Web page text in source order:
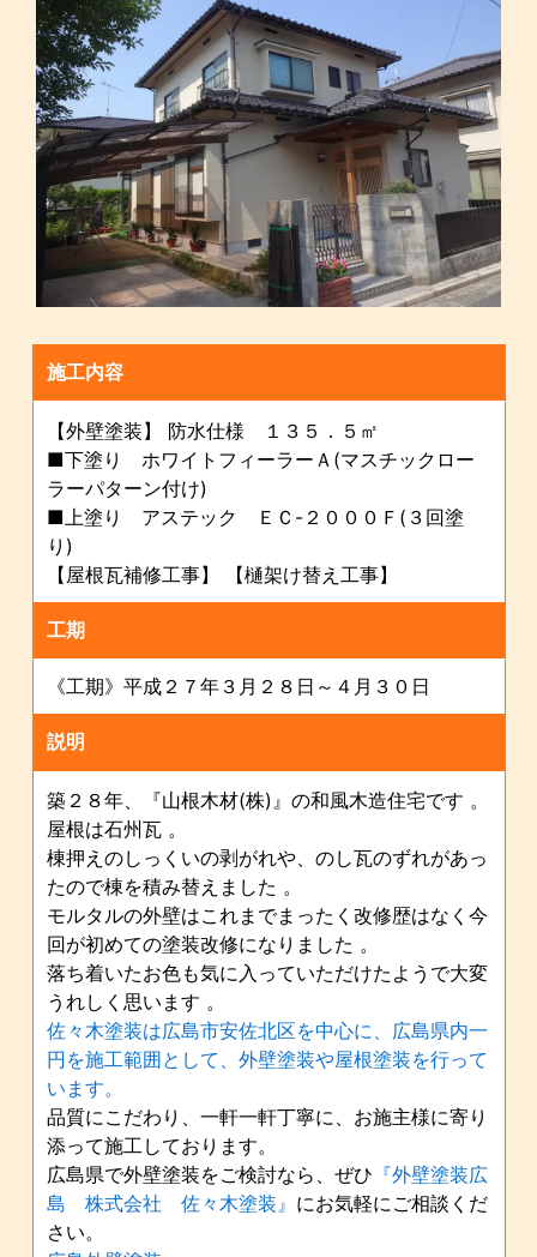
施工内容
【外壁塗装】 防水仕様 １３５．５㎡
■下塗り ホワイトフィーラーＡ(マスチックロー
ラーパターン付け)
■上塗り アステック ＥＣ-２０００Ｆ(３回塗
り)
【屋根瓦補修工事】 【樋架け替え工事】
工期
《工期》平成２７年３月２８日～４月３０日
説明
築２８年、『山根木材(株)』の和風木造住宅です 。
屋根は石州瓦 。
棟押えのしっくいの剥がれや、のし瓦のずれがあっ
たので棟を積み替えました 。
モルタルの外壁はこれまでまったく改修歴はなく今
回が初めての塗装改修になりました 。
落ち着いたお色も気に入っていただけたようで大変
うれしく思います 。
佐々木塗装は広島市安佐北区を中心に、広島県内一
円を施工範囲として、外壁塗装や屋根塗装を行って
います。
品質にこだわり、一軒一軒丁寧に、お施主様に寄り
添って施工しております。
広島県で外壁塗装をご検討なら、ぜひ 『外壁塗装広
島 株式会社 佐々木塗装』 にお気軽にご相談くだ
さい。